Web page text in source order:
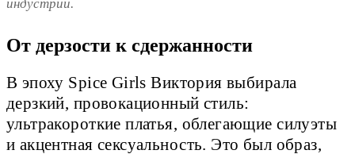
индустрии.
От дерзости к сдержанности
В эпоху Spice Girls Виктория выбирала
дерзкий, провокационный стиль:
ультракороткие платья, облегающие силуэты
и акцентная сексуальность. Это был образ,